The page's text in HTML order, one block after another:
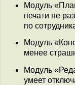
Модуль
печати не
по
Модуль
менее
Модуль
умеет